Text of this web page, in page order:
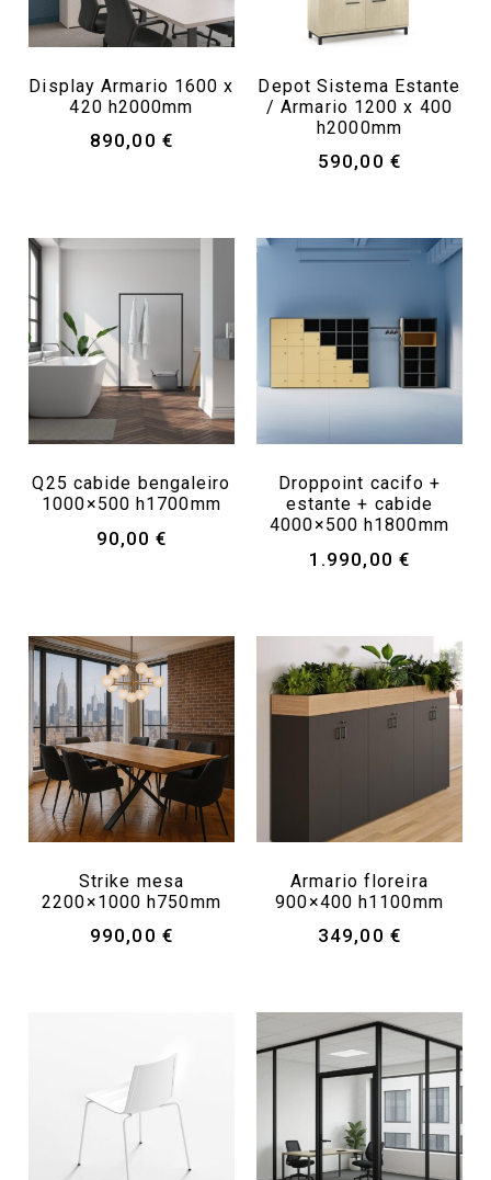
Display Armario 1600 x
420 h2000mm
890,00 €
Depot Sistema Estante
/ Armario 1200 x 400
h2000mm
590,00 €
Q25 cabide bengaleiro
1000×500 h1700mm
90,00€
Droppoint cacifo +
estante + cabide
4000×500 h1800mm
1.990,00 €
Strike mesa
2200×1000 h750mm
990,00 €
Armario floreira
900×400 h1100mm
349,00 €